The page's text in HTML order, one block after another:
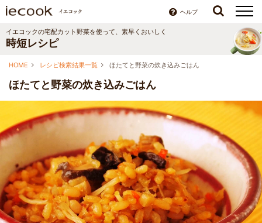
ヘルプ
イエコックの宅配カット野菜を使って、素早くおいしく
時短レシピ
HOME レシピ検索結果一覧 ほたてと野菜の炊き込みごはん
ほたてと野菜の炊き込みごはん